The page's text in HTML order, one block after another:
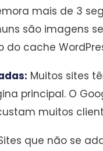
mais de 3
são imagens
cache
Muitos sites
principal. O
muitos
que não se